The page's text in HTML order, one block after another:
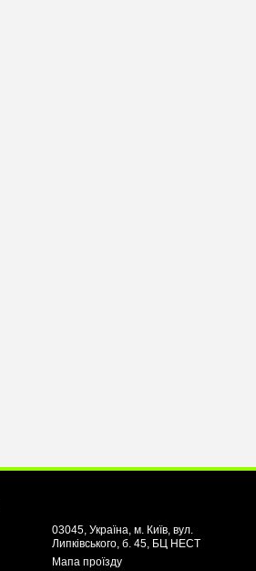
03045, Україна, м. Київ, вул.
Липківського, б. 45, БЦ НЕСТ
Мапа проїзду